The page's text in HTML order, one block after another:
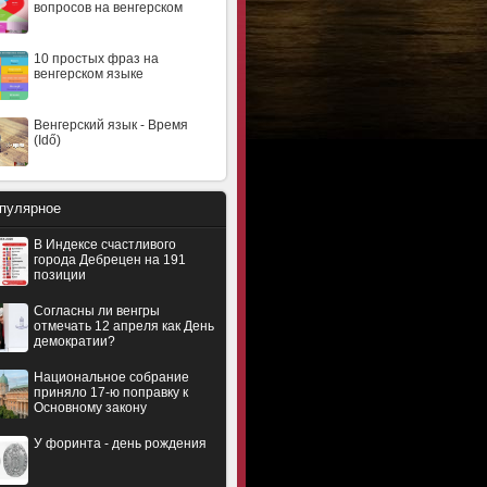
вопросов на венгерском
10 простых фраз на
венгерском языке
Венгерский язык - Время
(Idő)
В Индексе счастливого
города Дебрецен на 191
позиции
Согласны ли венгры
отмечать 12 апреля как День
демократии?
Национальное собрание
приняло 17-ю поправку к
Основному закону
У форинта - день рождения